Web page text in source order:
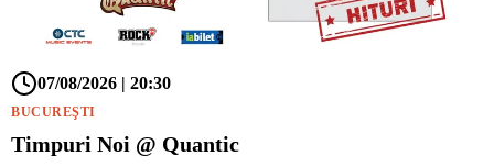
07/08/2026 | 20:30
BUCUREŞTI
Timpuri Noi @ Quantic